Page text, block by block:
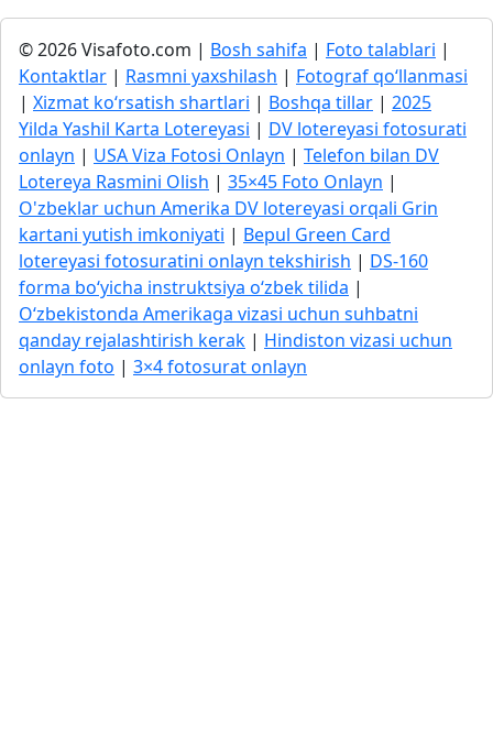
© 2026 Visafoto.com | Bosh sahifa | Foto talablari |
Kontaktlar | Rasmni yaxshilash | Fotograf qo‘llanmasi
| Xizmat ko‘rsatish shartlari | Boshqa tillar | 2025
Yilda Yashil Karta Lotereyasi | DV lotereyasi fotosurati
onlayn | USA Viza Fotosi Onlayn | Telefon bilan DV
Lotereya Rasmini Olish | 35×45 Foto Onlayn |
O'zbeklar uchun Amerika DV lotereyasi orqali Grin
kartani yutish imkoniyati | Bepul Green Card
lotereyasi fotosuratini onlayn tekshirish | DS-160
forma bo‘yicha instruktsiya o‘zbek tilida |
O‘zbekistonda Amerikaga vizasi uchun suhbatni
qanday rejalashtirish kerak | Hindiston vizasi uchun
onlayn foto | 3×4 fotosurat onlayn